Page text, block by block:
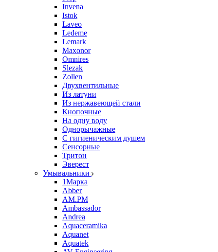
Invena
Istok
Laveo
Ledeme
Lemark
Maxonor
Omnires
Slezak
Zollen
Двухвентильные
Из латуни
Из нержавеющей стали
Кнопочные
На одну воду
Однорычажные
С гигиеническим душем
Сенсорные
Тритон
Эверест
Умывальники
1Марка
Abber
AM.PM
Ambassador
Andrea
Aquaceramika
Aquanet
Aquatek